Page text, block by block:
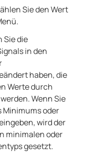
Sie den Wert
Sie die
in den
haben, die
Werte durch
Wenn Sie
Minimums oder
wird der
minimalen oder
gesetzt.